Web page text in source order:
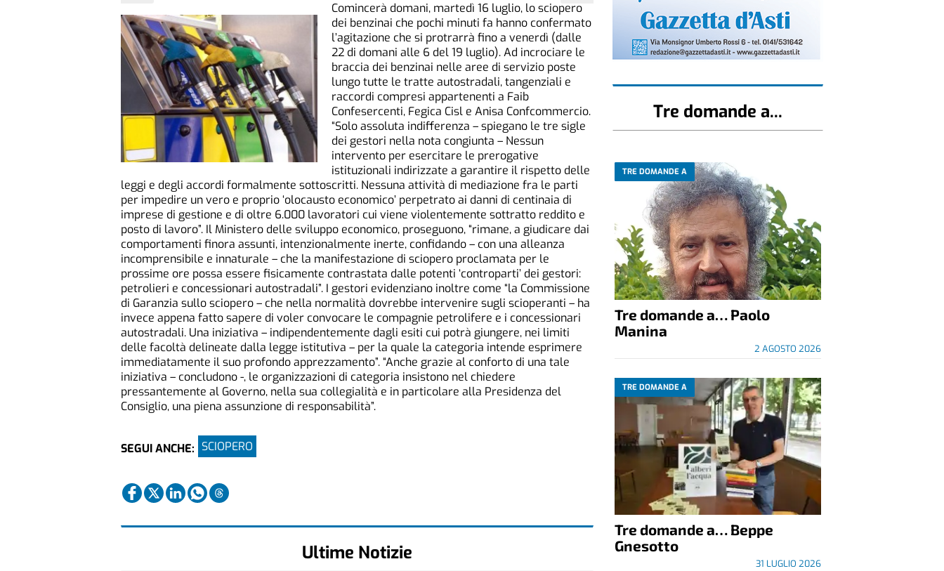
Comincerà domani, martedì 16 luglio, lo sciopero
dei benzinai che pochi minuti fa hanno confermato
l’agitazione che si protrarrà fino a venerdì (dalle
22 di domani alle 6 del 19 luglio). Ad incrociare le
braccia dei benzinai nelle aree di servizio poste
lungo tutte le tratte autostradali, tangenziali e
raccordi compresi appartenenti a Faib
Confesercenti, Fegica Cisl e Anisa Confcommercio.
“Solo assoluta indifferenza – spiegano le tre sigle
dei gestori nella nota congiunta – Nessun
intervento per esercitare le prerogative
istituzionali indirizzate a garantire il rispetto delle
leggi e degli accordi formalmente sottoscritti. Nessuna attività di mediazione fra le parti
per impedire un vero e proprio ‘olocausto economico’ perpetrato ai danni di centinaia di
imprese di gestione e di oltre 6.000 lavoratori cui viene violentemente sottratto reddito e
posto di lavoro”. Il Ministero delle sviluppo economico, proseguono, “rimane, a giudicare dai
comportamenti finora assunti, intenzionalmente inerte, confidando – con una alleanza
incomprensibile e innaturale – che la manifestazione di sciopero proclamata per le
prossime ore possa essere fisicamente contrastata dalle potenti ‘controparti’ dei gestori:
petrolieri e concessionari autostradali”. I gestori evidenziano inoltre come “la Commissione
di Garanzia sullo sciopero – che nella normalità dovrebbe intervenire sugli scioperanti – ha
invece appena fatto sapere di voler convocare le compagnie petrolifere e i concessionari
autostradali. Una iniziativa – indipendentemente dagli esiti cui potrà giungere, nei limiti
delle facoltà delineate dalla legge istitutiva – per la quale la categoria intende esprimere
immediatamente il suo profondo apprezzamento”. “Anche grazie al conforto di una tale
iniziativa – concludono -, le organizzazioni di categoria insistono nel chiedere
pressantemente al Governo, nella sua collegialità e in particolare alla Presidenza del
Consiglio, una piena assunzione di responsabilità”.
SEGUI ANCHE: SCIOPERO
Ultime Notizie
Tre domande a...
TRE DOMANDE A
Tre domande a… Paolo
Manina
2 AGOSTO 2026
TRE DOMANDE A
Tre domande a… Beppe
Gnesotto
31 LUGLIO 2026